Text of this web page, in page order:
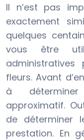
Il n’est pas
exactement
quelques
vous être
fleurs. Avant
à
approximatif.
de déterminer
prestation. En